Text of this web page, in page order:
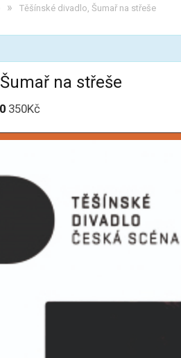
» Těšínské divadlo, Šumař na střeše
na střeše
350Kč